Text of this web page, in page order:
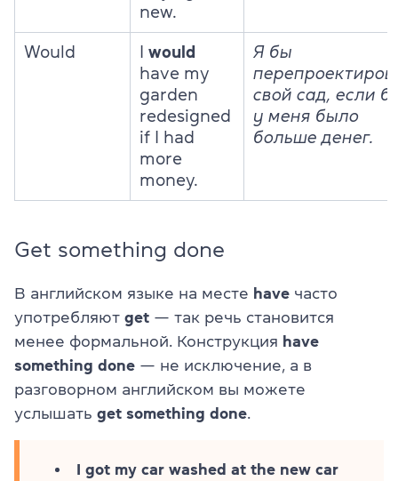
new.
Would
would
have my
garden
redesigned
if I had
more
money.
Я бы
свой сад, если
у меня было
больше денег.
Get something done
В английском языке на месте have часто
употребляют get — так речь становится
менее формальной. Конструкция have
something done — не исключение, а в
разговорном английском вы можете
услышать get something done
I got my car washed at the new car